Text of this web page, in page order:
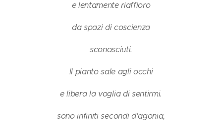
e lentamente riaffioro
da spazi di coscienza
sconosciuti.
Il pianto sale agli occhi
e libera la voglia di sentirmi.
sono infiniti secondi d'agonia,